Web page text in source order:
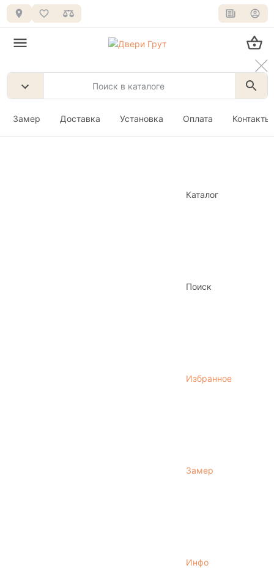
Замер Доставка Установка Оплата Контакты
Каталог
Поиск
Избранное
Замер
Инфо